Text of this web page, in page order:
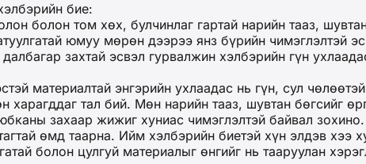
бие:
болон том хөх, булчинлаг гартай нарийн тааз,
юмуу мөрөн дээрээ янз бүрийн чимэглэлтэй
захтай эсвэл гурвалжин хэлбэрийн гүн
материалтай энгэрийн ухлаадас нь гүн, сул
тал бий. Мөн нарийн тааз, шувтан бөгсийг
захаар жижиг хуниас чимэглэлтэй байвал зохино.
өмд таарна. Ийм хэлбэрийн биетэй хүн элдэв хээ
болон цулгуй материалыг өнгийг нь тааруулан